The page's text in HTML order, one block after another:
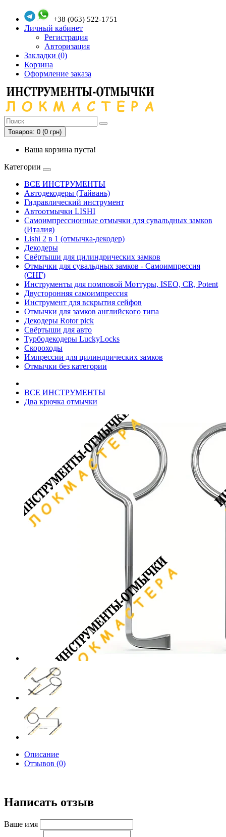
+38 (063) 522-1751
Личный кабинет
Регистрация
Авторизация
Закладки (0)
Корзина
Оформление заказа
Товаров: 0 (0 грн)
Ваша корзина пуста!
Категории
ВСЕ ИНСТРУМЕНТЫ
Автодекодеры (Тайвань)
Гидравлический инструмент
Автоотмычки LISHI
Самоимпрессионные отмычки для сувальдных замков
(Италия)
Lishi 2 в 1 (отмычка-декодер)
Декодеры
Свёртыши для цилиндрических замков
Отмычки для сувальдных замков - Самоимпрессия
(СНГ)
Инструменты для помповой Моттуры, ISEO, CR, Potent
Двусторонняя самоимпрессия
Инструмент для вскрытия сейфов
Отмычки для замков английского типа
Декодеры Rotor pick
Свёртыши для авто
Турбодекодеры LuckyLocks
Скороходы
Импрессии для цилиндрических замков
Отмычки без категории
ВСЕ ИНСТРУМЕНТЫ
Два крючка отмычки
Описание
Отзывов (0)
Написать отзыв
Ваше имя